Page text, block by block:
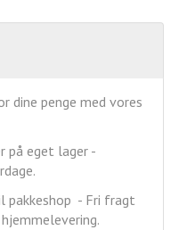
dine penge med vores
på eget lager -
pakkeshop - Fri fragt